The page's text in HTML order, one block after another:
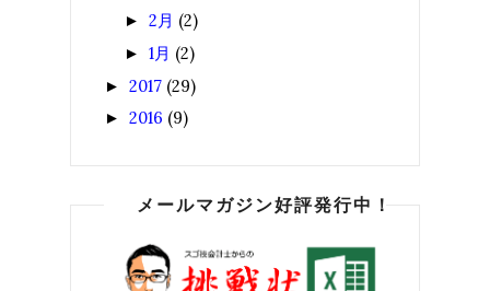
► 2月 (2)
► 1月 (2)
► 2017 (29)
► 2016 (9)
メールマガジン好評発行中！